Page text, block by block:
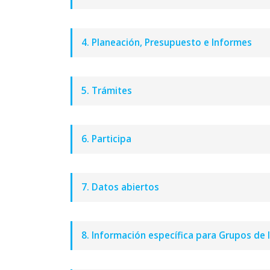
4. Planeación, Presupuesto e Informes
5. Trámites
6. Participa
7. Datos abiertos
8. Información específica para Grupos de